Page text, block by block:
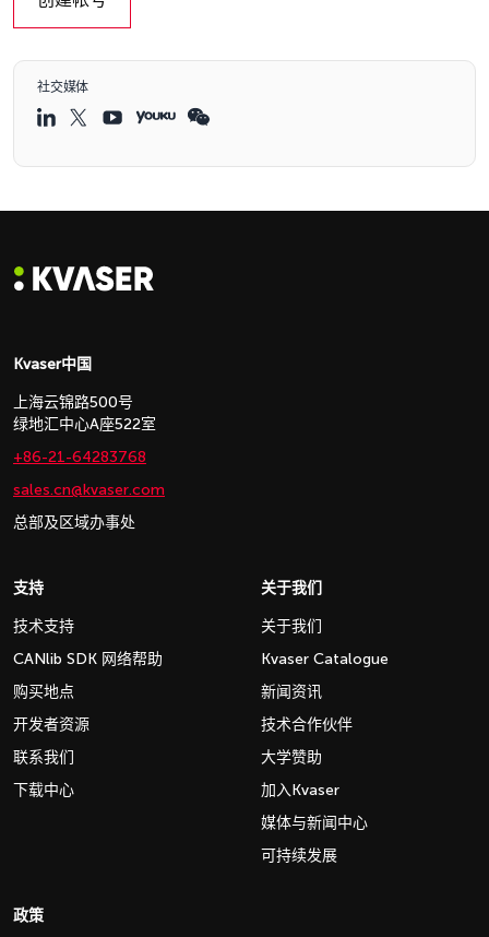
社交媒体
Kvaser中国
上海云锦路500号
绿地汇中心A座522室
+86-21-64283768
sales.cn@kvaser.com
总部及区域办事处
支持
技术支持
CANlib SDK 网络帮助
购买地点
开发者资源
联系我们
下载中心
关于我们
关于我们
Kvaser Catalogue
新闻资讯
技术合作伙伴
大学赞助
加入Kvaser
媒体与新闻中心
可持续发展
政策